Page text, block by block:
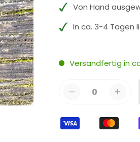
Von Hand
In ca. 3-4 Tagen
Versandfertig in
0